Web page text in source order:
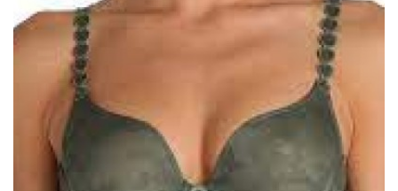
Prendas moldeadoras
Ortopedia